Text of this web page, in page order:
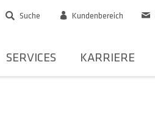
SERVICES KARRIERE
Kundenbereich
Suche